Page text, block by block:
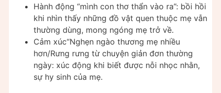
Hành động “mình con thơ thẩn vào ra”: bồi hồi
khi nhìn thấy những đồ vật quen thuộc mẹ vẫn
thường dùng, mong ngóng mẹ trở về.
Cảm xúc“Nghẹn ngào thương mẹ nhiều
hơn/Rưng rưng từ chuyện giản đơn thường
ngày: xúc động khi biết được nỗi nhọc nhằn,
sự hy sinh của mẹ.